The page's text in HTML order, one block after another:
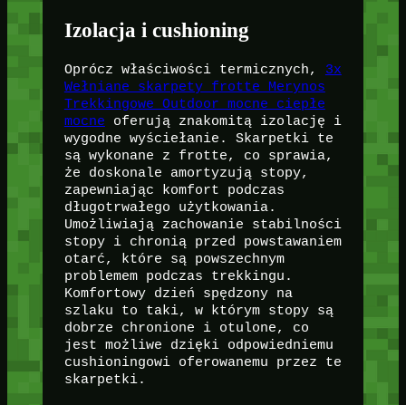
Izolacja i cushioning
Oprócz właściwości termicznych, 3x
Wełniane skarpety frotte Merynos
Trekkingowe Outdoor mocne ciepłe
mocne oferują znakomitą izolację i
wygodne wyściełanie. Skarpetki te
są wykonane z frotte, co sprawia,
że doskonale amortyzują stopy,
zapewniając komfort podczas
długotrwałego użytkowania.
Umożliwiają zachowanie stabilności
stopy i chronią przed powstawaniem
otarć, które są powszechnym
problemem podczas trekkingu.
Komfortowy dzień spędzony na
szlaku to taki, w którym stopy są
dobrze chronione i otulone, co
jest możliwe dzięki odpowiedniemu
cushioningowi oferowanemu przez te
skarpetki.